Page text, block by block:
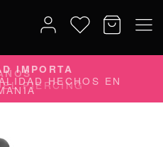
IMPORTA
HECHOS EN